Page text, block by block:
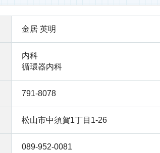
金居 英明
内科
循環器内科
791-8078
松山市中須賀1丁目1-26
089-952-0081